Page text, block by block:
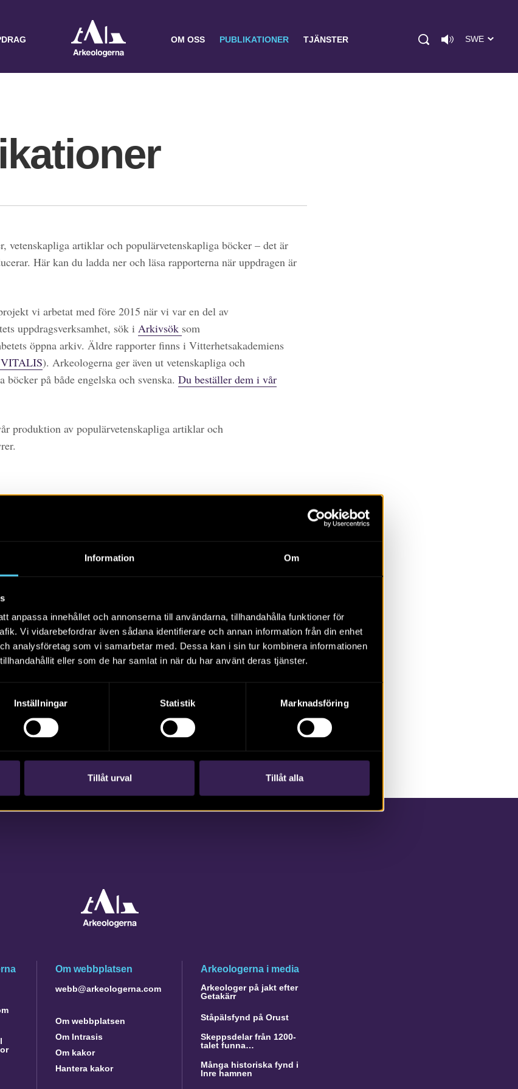
Information Om
anpassa innehållet och annonserna till användarna, tillhandahålla funktioner för
Vi vidarebefordrar även sådana identifierare och annan information från din enhet
analysföretag som vi samarbetar med. Dessa kan i sin tur kombinera informationen
eller som de har samlat in när du har använt deras tjänster.
Inställningar Statistik Marknadsföring
Tillåt urval Tillåt alla
OM OSS PUBLIKATIONER TJÄNSTER SWE
vetenskapliga artiklar och populärvetenskapliga böcker – det är
Här kan du ladda ner och läsa rapporterna när uppdragen är
vi arbetat med före 2015 när vi var en del av
uppdragsverksamhet, sök i Arkivsök som
öppna arkiv. Äldre rapporter finns i Vitterhetsakademiens
). Arkeologerna ger även ut vetenskapliga och
böcker på både engelska och svenska. Du beställer dem i vår
produktion av populärvetenskapliga artiklar och
Böcker/tidskrifter Populärvetenskap Rapporter Skola Övrigt
Alla 2026 2025 2024 2023 2022
Försök gärna med annan filtrering eller fritextsökning.
Om webbplatsen
webb@arkeologerna.com
Om webbplatsen
Om Intrasis
Om kakor
Hantera kakor
Arkeologerna i media
Arkeologer på jakt efter
Getakärr
Ståpälsfynd på Orust
Skeppsdelar från 1200-
talet funna…
Många historiska fynd i
Inre hamnen